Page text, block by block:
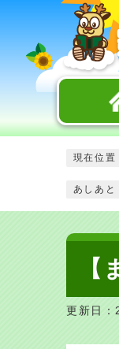
現在位置
あしあと
更新日